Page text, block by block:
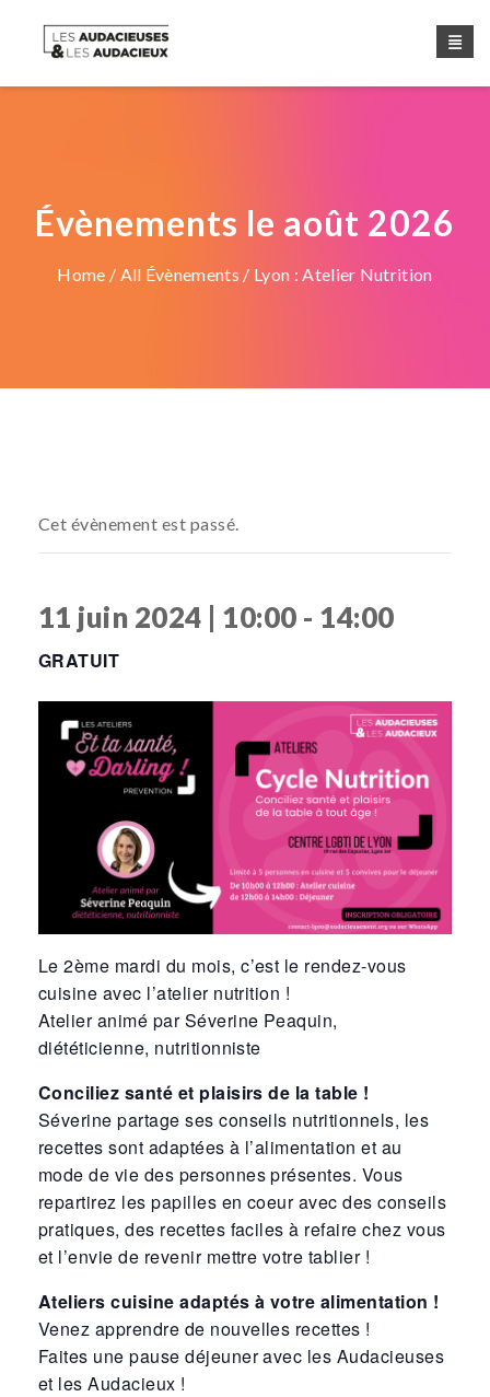
Évènements le août 2026
Home / All Évènements / Lyon : Atelier Nutrition
Cet évènement est passé.
11 juin 2024 | 10:00 - 14:00
GRATUIT
Le 2ème mardi du mois, c’est le rendez-vous
cuisine avec l’atelier nutrition !
Atelier animé par Séverine Peaquin,
diététicienne, nutritionniste
Conciliez santé et plaisirs de la table !
Séverine partage ses conseils nutritionnels, les
recettes sont adaptées à l’alimentation et au
mode de vie des personnes présentes. Vous
repartirez les papilles en coeur avec des conseils
pratiques, des recettes faciles à refaire chez vous
et l’envie de revenir mettre votre tablier !
Ateliers cuisine adaptés à votre alimentation !
Venez apprendre de nouvelles recettes !
Faites une pause déjeuner avec les Audacieuses
et les Audacieux !